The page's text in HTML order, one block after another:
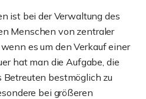
ist bei der Verwaltung des
Menschen von zentraler
es um den Verkauf einer
hat man die Aufgabe, die
bestmöglich zu
bei größeren